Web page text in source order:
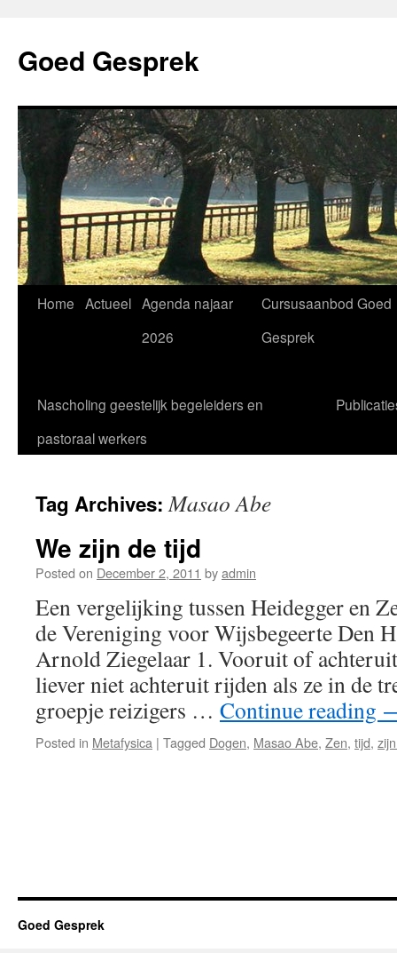
content
Goed Gesprek
Home Actueel Agenda najaar
2026
Cursusaanbod Goed
Gesprek
Nascholing geestelijk begeleiders en
pastoraal werkers
Tag Archives:Masao Abe
We zijn de tijd
Posted on December 2, 2011 byadmin
Een vergelijking tussen Heidegger en
de Vereniging voor Wijsbegeerte Den
Arnold Ziegelaar 1. Vooruit of
liever niet achteruit rijden als ze in de
groepje reizigers … Continue reading
Posted in Metafysica | Tagged Dogen, Masao Abe, Zen, tijd,
Goed Gesprek